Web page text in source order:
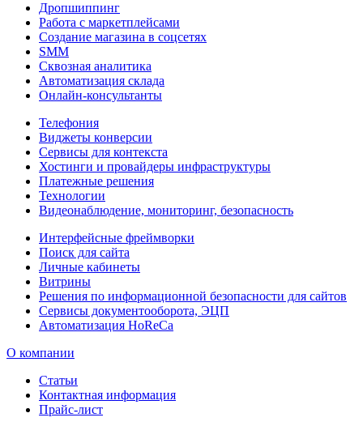
Дропшиппинг
Работа с маркетплейсами
Создание магазина в соцсетях
SMM
Сквозная аналитика
Автоматизация склада
Онлайн-консультанты
Телефония
Виджеты конверсии
Сервисы для контекста
Хостинги и провайдеры инфраструктуры
Платежные решения
Технологии
Видеонаблюдение, мониторинг, безопасность
Интерфейсные фреймворки
Поиск для сайта
Личные кабинеты
Витрины
Решения по информационной безопасности для сайтов
Сервисы документооборота, ЭЦП
Автоматизация HoReCa
О компании
Статьи
Контактная информация
Прайс-лист